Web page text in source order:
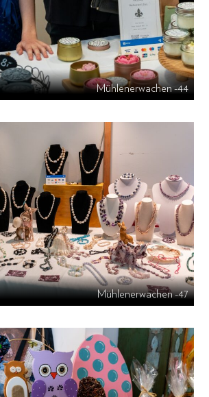
Mühlenerwachen -44
Mühlenerwachen -47